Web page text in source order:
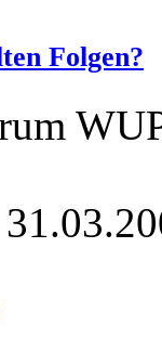
Folgen?